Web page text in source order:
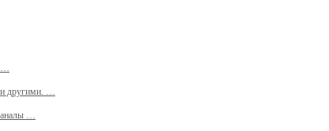
другими. …
…